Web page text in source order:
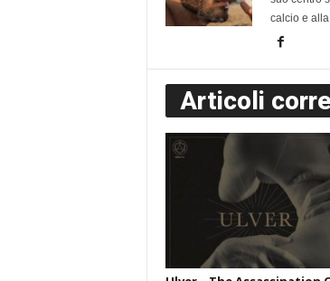
calcio e
Articoli